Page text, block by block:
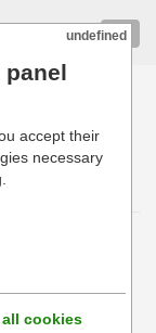
undefined
panel
accept their
necessary
cookies